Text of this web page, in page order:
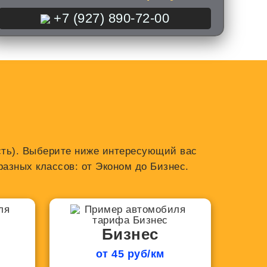
+7 (927) 890-72-00
Выберите ниже интересующий вас
классов: от Эконом до Бизнес.
Бизнес
от 45 руб/км